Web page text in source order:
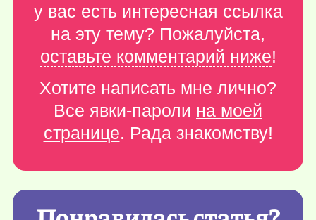
у вас есть интересная ссылка
на эту тему? Пожалуйста,
оставьте комментарий ниже!
Хотите написать мне лично?
Все явки-пароли на моей
странице. Рада знакомству!